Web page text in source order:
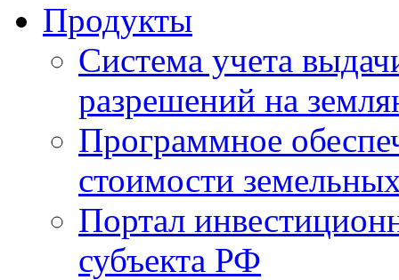
Продукты
Система учета
разрешений на
Программное
стоимости
Портал
субъекта РФ